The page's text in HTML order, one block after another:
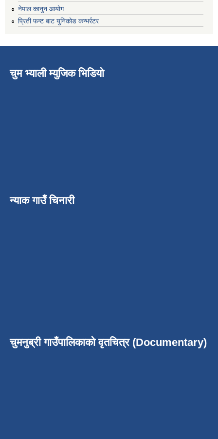
नेपाल कानुन आयोग
प्रिती फन्ट बाट युनिकोड कन्भर्रटर
चुम भ्याली म्युजिक भिडियो
न्याक गाउँ चिनारी
चुमनुब्री गाउँपालिकाको वृतचित्र (Documentary)